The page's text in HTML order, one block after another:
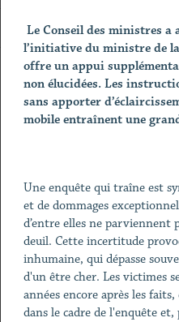
Le Conseil des ministres
l’initiative du ministre de
offre un appui
non élucidées. Les
sans apporter
mobile entraînent une
Une enquête qui traîne est
et de dommages
d’entre elles ne parviennent
deuil. Cette incertitude
inhumaine, qui dépasse
d'un être cher. Les victimes
années encore après les
dans le cadre de l'enquête